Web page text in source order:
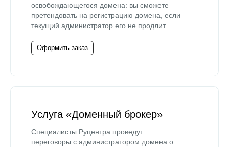
освобождающегося домена: вы сможете
претендовать на регистрацию домена, если
текущий администратор его не продлит.
Оформить заказ
Услуга «Доменный брокер»
Специалисты Руцентра проведут
переговоры с администратором домена о